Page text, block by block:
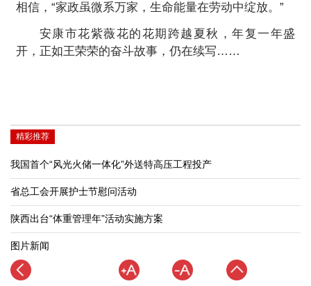
相信，“家政虽微系万家，生命能量在劳动中绽放。”
安康市花紫薇花的花期跨越夏秋，年复一年盛
开，正如王荣荣的奋斗故事，仍在续写……
精彩推荐
我国首个“风光火储一体化”外送特高压工程投产
省总工会开展护士节慰问活动
陕西出台“体重管理年”活动实施方案
图片新闻